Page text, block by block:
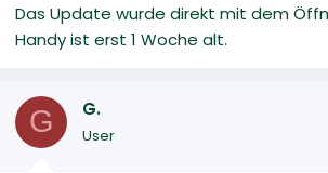
Das Update wurde direkt mit dem
Handy ist erst 1 Woche alt.
G G.
User